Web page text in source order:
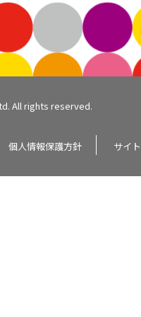
All rights reserved.
個人情報保護方針 サイ